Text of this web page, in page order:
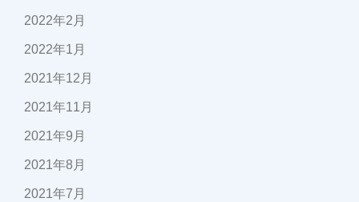
2022年2月
2022年1月
2021年12月
2021年11月
2021年9月
2021年8月
2021年7月